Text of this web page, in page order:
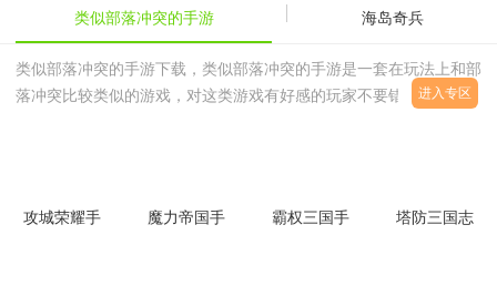
类似部落冲突的手游 海岛奇兵
类似部落冲突的手游下载，类似部落冲突的手游是一套在玩法上和部
落冲突比较类似的游戏，对这类游戏有好感的玩家不要错过了，同时
进入专区
攻城荣耀手
魔力帝国手
霸权三国手
塔防三国志